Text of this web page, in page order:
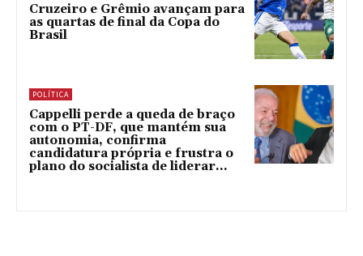
Cruzeiro e Grêmio avançam para
as quartas de final da Copa do
Brasil
POLÍTICA
Cappelli perde a queda de braço
com o PT-DF, que mantém sua
autonomia, confirma
candidatura própria e frustra o
plano do socialista de liderar...